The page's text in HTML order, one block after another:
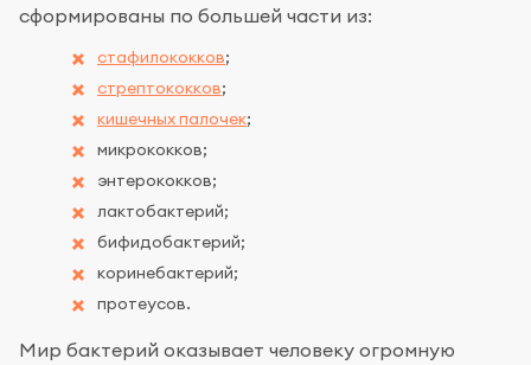
сформированы по большей части из:
стафилококков;
стрептококков;
кишечных палочек;
микрококков;
энтерококков;
лактобактерий;
бифидобактерий;
коринебактерий;
протеусов.
Мир бактерий оказывает человеку огромную